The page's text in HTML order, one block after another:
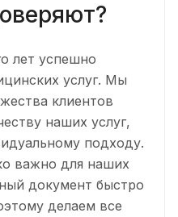
лет успешно
услуг. Мы
клиентов
наших услуг,
подходу.
важно для наших
документ быстро
делаем все